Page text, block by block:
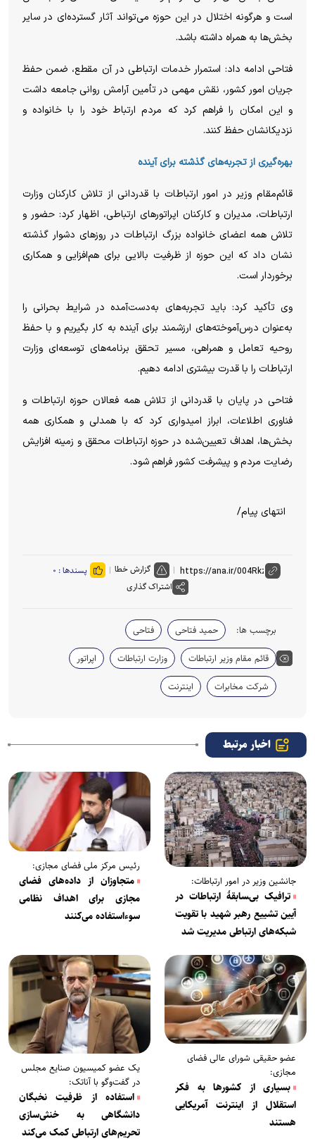
است و هرگونه اختلال در این حوزه می‌تواند آثار گسترده‌ای در سایر
بخش‌ها به همراه داشته باشد.
فتاحی ادامه داد: استمرار خدمات ارتباطی در آن مقطع، ضمن حفظ
جریان امور کشور، نقش مهمی در تأمین آرامش روانی جامعه داشت
و این امکان را فراهم کرد که مردم ارتباط خود را با خانواده و
نزدیکانشان حفظ کنند.
بهره‌گیری از تجربه‌های گذشته برای آینده
قائم‌مقام وزیر در امور ارتباطات با قدردانی از تلاش کارکنان وزارت
ارتباطات، مدیران و کارکنان اپراتور‌های ارتباطی، اظهار کرد: حضور و
تلاش همه اعضای خانواده بزرگ ارتباطات در روز‌های دشوار گذشته
نشان داد که این حوزه از ظرفیت بالایی برای هم‌افزایی و همکاری
برخوردار است.
وی تأکید کرد: باید تجربه‌های به‌دست‌آمده در شرایط بحرانی را
به‌عنوان درس‌آموخته‌های ارزشمند برای آینده به کار بگیریم و با حفظ
روحیه تعامل و همراهی، مسیر تحقق برنامه‌های توسعه‌ای وزارت
ارتباطات را با قدرت بیشتری ادامه دهیم.
فتاحی در پایان با قدردانی از تلاش همه فعالان حوزه ارتباطات و
فناوری اطلاعات، ابراز امیدواری کرد که با همدلی و همکاری همه
بخش‌ها، اهداف تعیین‌شده در حوزه ارتباطات محقق و زمینه افزایش
رضایت مردم و پیشرفت کشور فراهم شود.
انتهای پیام/
گزارش خطا پسندها : ۰
اشتراک گذاری
برچسب ها: حمید فتاحی
فتاحی
قائم مقام وزیر ارتباطات
وزارت ارتباطات
اپراتور
شرکت مخابرات
اینترنت
اخبار مرتبط
جانشین وزیر در امور ارتباطات:
ترافیک بی‌‍سابقۀ ارتباطات در
آیین تشییع رهبر شهید با تقویت
شبکه‌های ارتباطی مدیریت شد
رئیس مرکز ملی فضای مجازی:
متجاوزان از داده‌های فضای
مجازی برای اهداف نظامی
سوءاستفاده می‌کنند
عضو حقیقی شورای عالی فضای
مجازی:
بسیاری از کشورها به فکر
استقلال از اینترنت آمریکایی
هستند
یک عضو کمیسیون صنایع مجلس
در گفت‌وگو با آناتک:
استفاده از ظرفیت نخبگان
دانشگاهی به خنثی‌سازی
تحریم‌های ارتباطی کمک می‌کند